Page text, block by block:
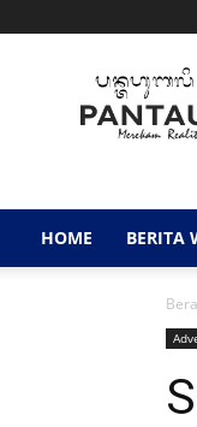
HOME BERITA